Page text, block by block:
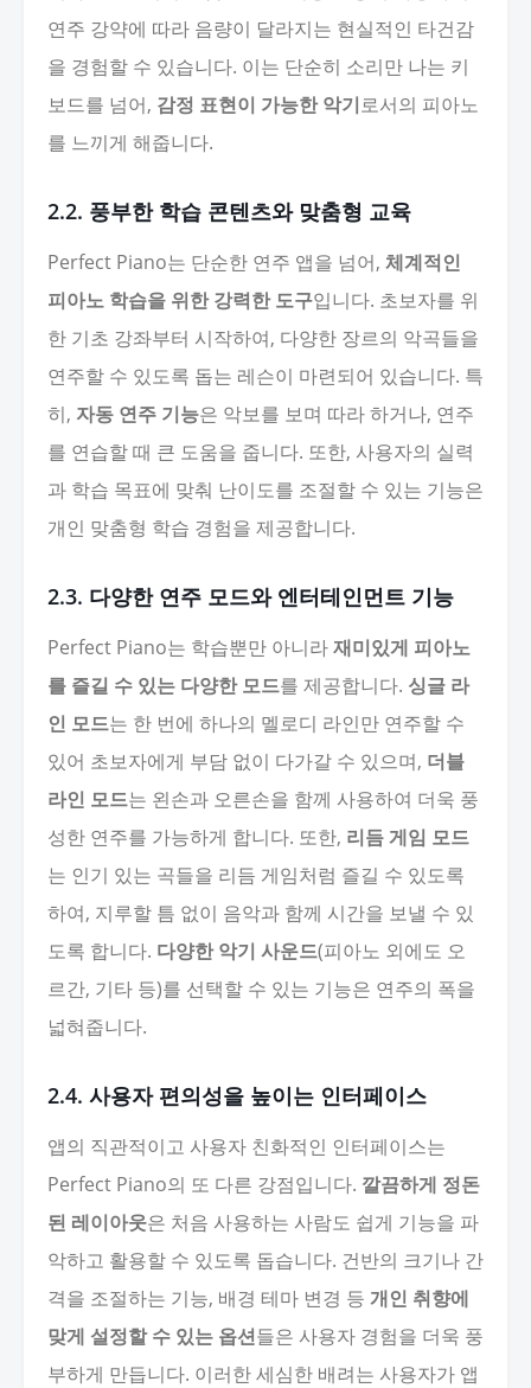
연주 강약에 따라 음량이 달라지는 현실적인 타건감
을 경험할 수 있습니다. 이는 단순히 소리만 나는 키
보드를 넘어, 감정 표현이 가능한 악기로서의 피아노
를 느끼게 해줍니다.
2.2. 풍부한 학습 콘텐츠와 맞춤형 교육
Perfect Piano는 단순한 연주 앱을 넘어, 체계적인
피아노 학습을 위한 강력한 도구입니다. 초보자를 위
한 기초 강좌부터 시작하여, 다양한 장르의 악곡들을
연주할 수 있도록 돕는 레슨이 마련되어 있습니다. 특
히, 자동 연주 기능은 악보를 보며 따라 하거나, 연주
를 연습할 때 큰 도움을 줍니다. 또한, 사용자의 실력
과 학습 목표에 맞춰 난이도를 조절할 수 있는 기능은
개인 맞춤형 학습 경험을 제공합니다.
2.3. 다양한 연주 모드와 엔터테인먼트 기능
Perfect Piano는 학습뿐만 아니라재미있게 피아노
를 즐길 수 있는 다양한 모드를 제공합니다. 싱글 라
인 모드는 한 번에 하나의 멜로디 라인만 연주할 수
있어 초보자에게 부담 없이 다가갈 수 있으며, 더블
라인 모드는 왼손과 오른손을 함께 사용하여 더욱 풍
성한 연주를 가능하게 합니다. 또한, 리듬 게임 모드
는 인기 있는 곡들을 리듬 게임처럼 즐길 수 있도록
하여, 지루할 틈 없이 음악과 함께 시간을 보낼 수 있
도록 합니다. 다양한 악기 사운드(피아노 외에도 오
르간, 기타 등)를 선택할 수 있는 기능은 연주의 폭을
넓혀줍니다.
2.4. 사용자 편의성을 높이는 인터페이스
앱의 직관적이고 사용자 친화적인 인터페이스는
Perfect Piano의 또 다른 강점입니다. 깔끔하게 정돈
된 레이아웃은 처음 사용하는 사람도 쉽게 기능을 파
악하고 활용할 수 있도록 돕습니다. 건반의 크기나 간
격을 조절하는 기능, 배경 테마 변경 등 개인 취향에
맞게 설정할 수 있는 옵션들은 사용자 경험을 더욱 풍
부하게 만듭니다. 이러한 세심한 배려는 사용자가 앱